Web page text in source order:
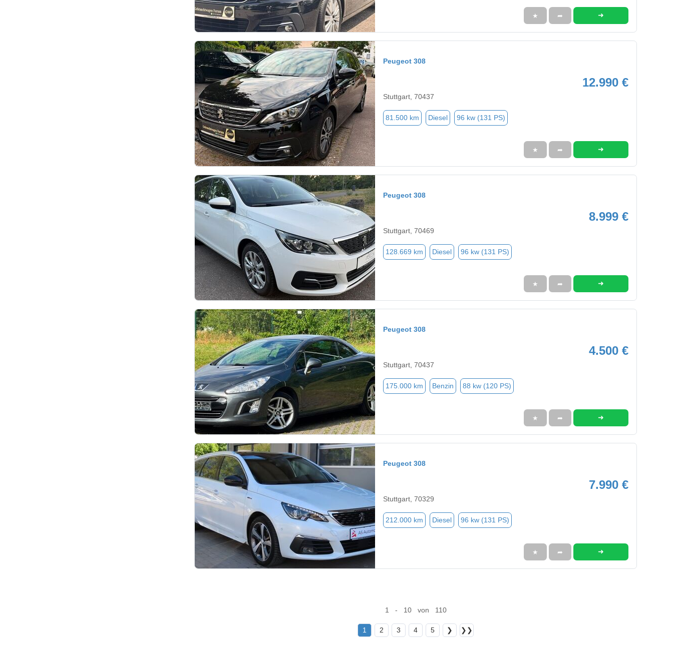
★ ➦ ➜
Peugeot 308
12.990 €
Stuttgart, 70437
81.500 km Diesel 96 kw (131 PS)
★ ➦ ➜
Peugeot 308
8.999 €
Stuttgart, 70469
128.669 km Diesel 96 kw (131 PS)
★ ➦ ➜
Peugeot 308
4.500 €
Stuttgart, 70437
175.000 km Benzin 88 kw (120 PS)
★ ➦ ➜
Peugeot 308
7.990 €
Stuttgart, 70329
212.000 km Diesel 96 kw (131 PS)
★ ➦ ➜
1 - 10 von 110
1 2 3 4 5 ❯ ❯❯